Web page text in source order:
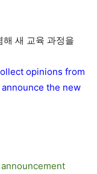
새 교육 과정을
opinions from
the new